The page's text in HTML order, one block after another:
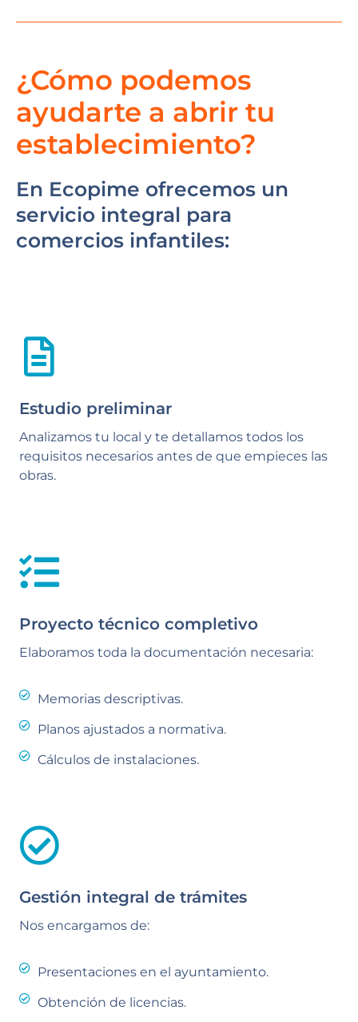
¿Cómo podemos
ayudarte a abrir tu
establecimiento?
En Ecopime ofrecemos un
servicio integral para
comercios infantiles:
Estudio preliminar
Analizamos tu local y te detallamos todos los
requisitos necesarios antes de que empieces las
obras.
Proyecto técnico completivo
Elaboramos toda la documentación necesaria:
Memorias descriptivas.
Planos ajustados a normativa.
Cálculos de instalaciones.
Gestión integral de trámites
Nos encargamos de:
Presentaciones en el ayuntamiento.
Obtención de licencias.